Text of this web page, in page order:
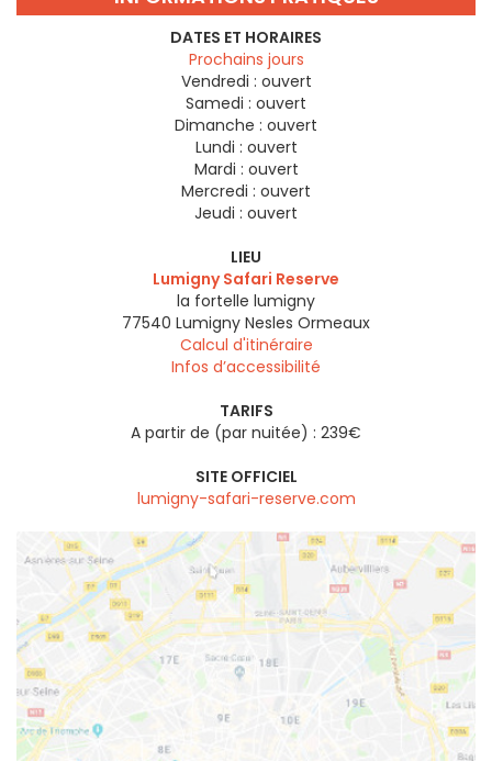
DATES ET HORAIRES
Prochains jours
Vendredi : ouvert
Samedi : ouvert
Dimanche : ouvert
Lundi : ouvert
Mardi : ouvert
Mercredi : ouvert
Jeudi : ouvert
LIEU
Lumigny Safari Reserve
la fortelle lumigny
77540 Lumigny Nesles Ormeaux
Calcul d'itinéraire
Infos d’accessibilité
TARIFS
A partir de (par nuitée) : 239€
SITE OFFICIEL
lumigny-safari-reserve.com